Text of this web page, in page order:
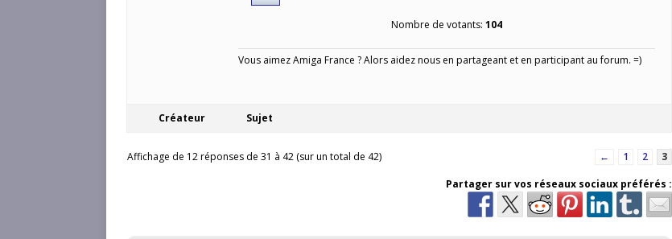
Nombre de votants:104
Vous aimez Amiga France ? Alors aidez nous en partageant et en participant au forum. =)
Créateur Sujet
Affichage de 12 réponses de 31 à 42 (sur un total de 42) ← 1 2
3
Partager sur vos réseaux sociaux préférés :